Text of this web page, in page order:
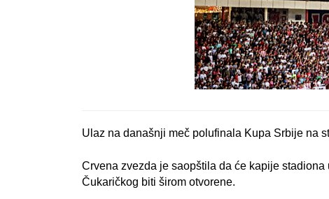
Ulaz na današnji meč polufinala Kupa Srbije na
Crvena zvezda je saopštila da će kapije
Čukaričkog biti širom otvorene.